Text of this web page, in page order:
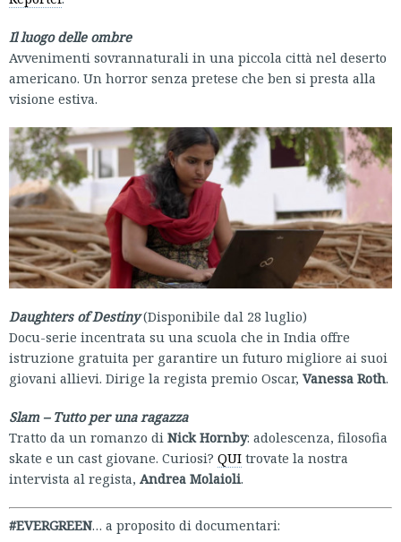
Il luogo delle ombre
Avvenimenti sovrannaturali in una piccola città nel deserto
americano. Un horror senza pretese che ben si presta alla
visione estiva.
Daughters of Destiny(Disponibile dal 28 luglio)
Docu-serie incentrata su una scuola che in India offre
istruzione gratuita per garantire un futuro migliore ai suoi
giovani allievi. Dirige la regista premio Oscar, Vanessa Roth.
Slam – Tutto per una ragazza
Tratto da un romanzo di Nick Hornby: adolescenza, filosofia
skate e un cast giovane. Curiosi? QUI trovate la nostra
intervista al regista, Andrea Molaioli.
#EVERGREEN… a proposito di documentari: